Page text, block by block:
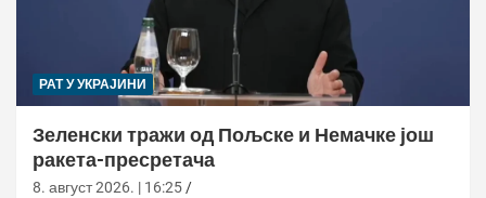
РАТ У УКРАЈИНИ
Зеленски тражи од Пољске и Немачке још
ракета-пресретача
8. август 2026. | 16:25